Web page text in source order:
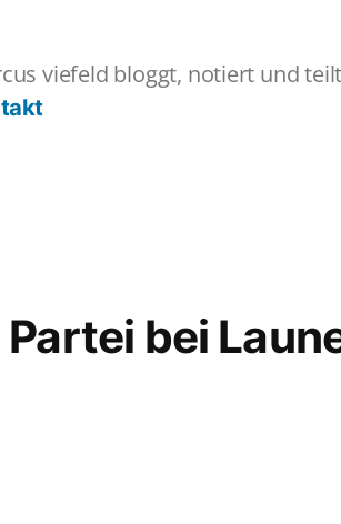
viefeld bloggt, notiert und teilt
Partei bei